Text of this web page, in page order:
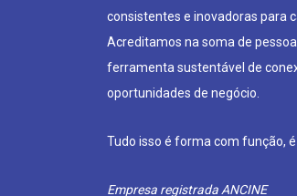
consistentes e inovadoras para
Acreditamos na soma de
ferramenta sustentável de
oportunidades de negócio.
Tudo isso é forma com função,
Empresa registrada ANCINE